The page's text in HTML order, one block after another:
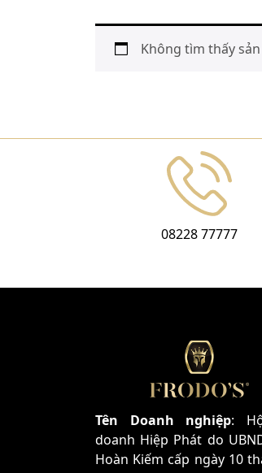
Không tìm thấy
08228 77777
Tên Doanh nghiệp:
doanh Hiệp Phát do
Hoàn Kiếm cấp ngày 10